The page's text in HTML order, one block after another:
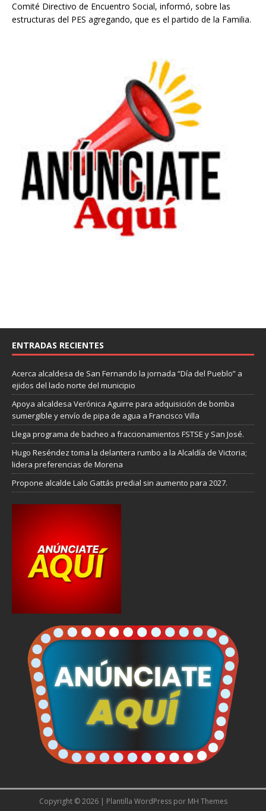
Comité Directivo de Encuentro Social, informó, sobre las
estructuras del PES agregando, que es el partido de la Familia.
ENTRADAS RECIENTES
Acerca alcaldesa de San Fernando la jornada “Día del Pueblo” a
ejidos del lado norte del municipio
Apoya alcaldesa Verónica Aguirre para adquisición de bomba
sumergible y envío de pipa de agua a Francisco Villa
Llega programa de bacheo a fraccionamientos FSTSE y San José.
Hugo Reséndez toma la delantera rumbo a la Alcaldía de Victoria;
lidera preferencias de Morena
Propone alcalde Lalo Gattás predial sin aumento para 2027.
Copyright © 2026 | Plantilla WordPress por MH Themes